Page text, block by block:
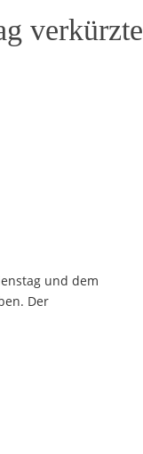
verkürzte
und dem
Der